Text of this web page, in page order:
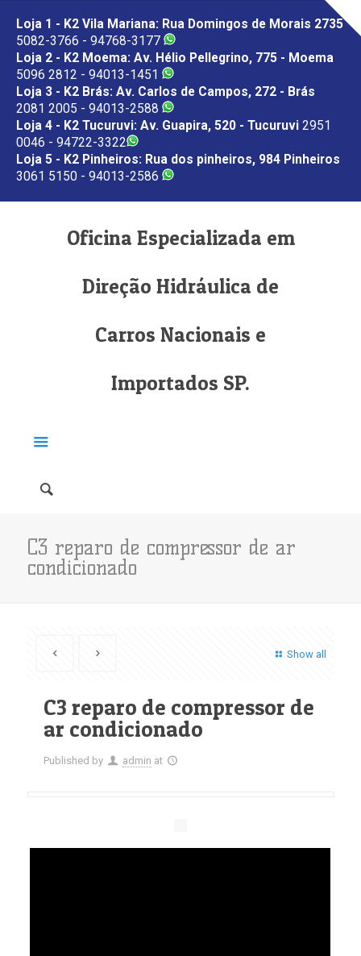
Loja 1 - K2 Vila Mariana: Rua Domingos de Morais 2735
5082-3766 - 94768-3177
Loja 2 - K2 Moema: Av. Hélio Pellegrino, 775 - Moema
5096 2812 - 94013-1451
Loja 3 - K2 Brás: Av. Carlos de Campos, 272 - Brás
2081 2005 - 94013-2588
Loja 4 - K2 Tucuruvi: Av. Guapira, 520 - Tucuruvi 2951
0046 - 94722-3322
Loja 5 - K2 Pinheiros: Rua dos pinheiros, 984 Pinheiros
3061 5150 - 94013-2586
Oficina Especializada em
Direção Hidráulica de
Carros Nacionais e
Importados SP.
C3 reparo de compressor de ar
condicionado
Show all
C3 reparo de compressor de
ar condicionado
Published by admin at